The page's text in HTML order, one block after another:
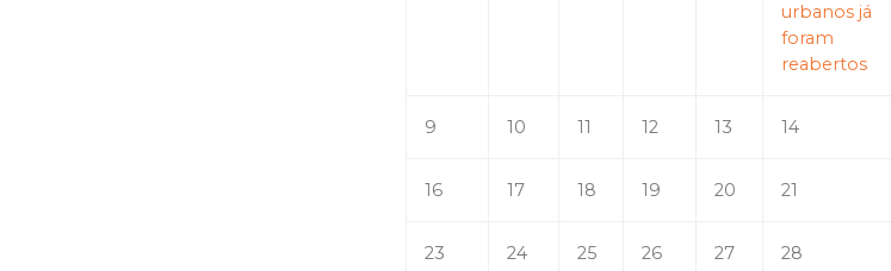
urbanos já
foram
reabertos
9 10 11 12 13 14
16 17 18 19 20 21
23 24 25 26 27 28